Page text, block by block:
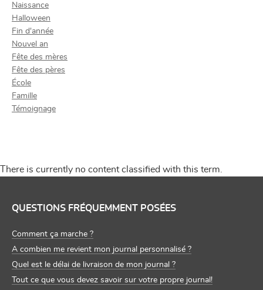
Naissance
Halloween
Fin d'année
Nouvel an
Fête des mères
Fête des pères
École
Famille
Témoignage
There is currently no content classified with this term.
QUESTIONS FRÉQUEMMENT POSÉES
Comment ça marche ?
A combien me revient mon journal personnalisé ?
Quel est le délai de livraison de mon journal ?
Tout ce que vous devez savoir sur votre propre journal!